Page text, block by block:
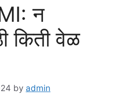
न
किती वेळ
by admin